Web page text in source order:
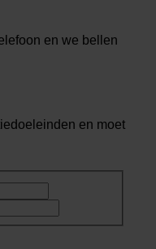
en we bellen
en moet